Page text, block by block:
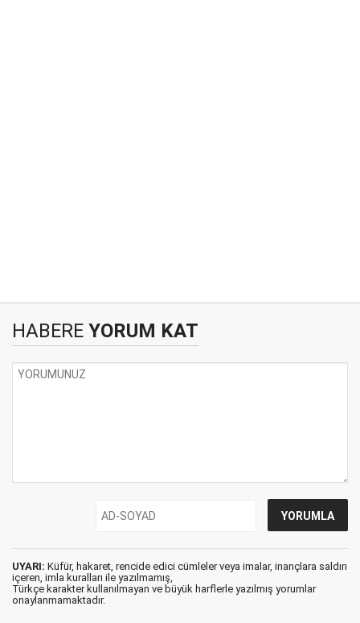
HABERE YORUM KAT
UYARI: Küfür, hakaret, rencide edici cümleler veya imalar, inançlara saldırı
içeren, imla kuralları ile yazılmamış,
Türkçe karakter kullanılmayan ve büyük harflerle yazılmış yorumlar
onaylanmamaktadır.